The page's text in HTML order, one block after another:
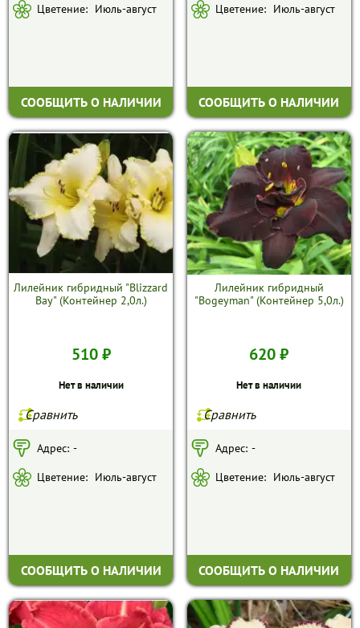
Цветение: Июль-август
СООБЩИТЬ О НАЛИЧИИ
Цветение: Июль-август
СООБЩИТЬ О НАЛИЧИИ
Лилейник гибридный "Blizzard
Bay" (Контейнер 2,0л.)
510 ₽
Нет в наличии
Сравнить
Адрес: -
Цветение: Июль-август
СООБЩИТЬ О НАЛИЧИИ
Лилейник гибридный
"Bogeyman" (Контейнер 5,0л.)
620 ₽
Нет в наличии
Сравнить
Адрес: -
Цветение: Июль-август
СООБЩИТЬ О НАЛИЧИИ